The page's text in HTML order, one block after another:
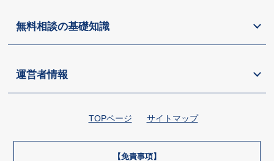
無料相談の基礎知識
運営者情報
TOPページ サイトマップ
【免責事項】